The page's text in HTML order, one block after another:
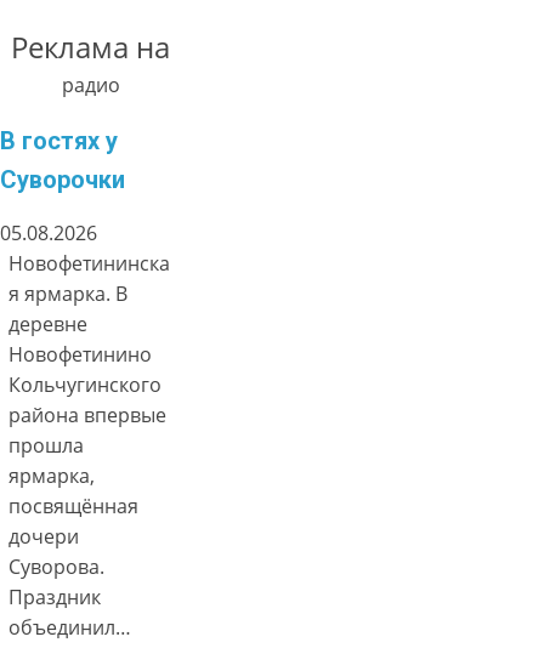
Реклама на
радио
В гостях у
Суворочки
05.08.2026
Новофетининска
я ярмарка. В
деревне
Новофетинино
Кольчугинского
района впервые
прошла
ярмарка,
посвящённая
дочери
Суворова.
Праздник
объединил…